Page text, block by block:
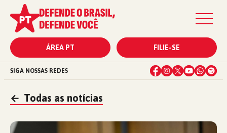
ÁREA PT FILIE-SE
SIGA NOSSAS REDES
← Todas as notícias